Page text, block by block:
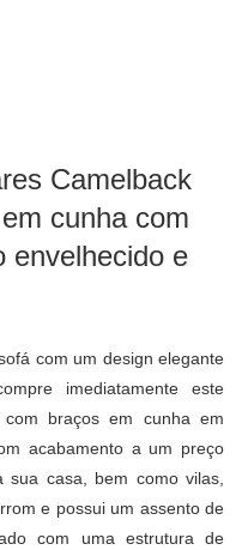
Camelback
cunha com
envelhecido e
com um design elegante
imediatamente este
braços em cunha em
acabamento a um preço
casa, bem como vilas,
e possui um assento de
com uma estrutura de